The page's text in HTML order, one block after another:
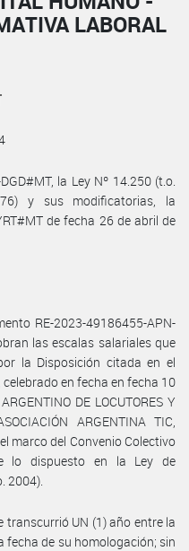
LABORAL
la Ley Nº 14.250 (t.o.
y sus modificatorias, la
de fecha 26 de abril de
RE-2023-49186455-APN-
las escalas salariales que
la Disposición citada en el
en fecha en fecha 10
DE LOCUTORES Y
ARGENTINA TIC,
marco del Convenio Colectivo
lo dispuesto en la Ley de
2004).
transcurrió UN (1) año entre la
fecha de su homologación; sin